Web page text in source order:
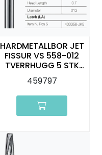
HARDMETALLBOR JET
FISSUR VS 558-012
TVERRHUGG 5 STK
KERR
459797